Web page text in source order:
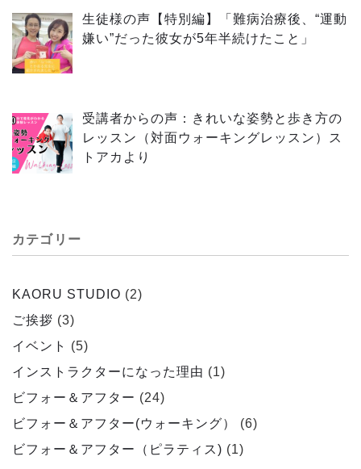
生徒様の声【特別編】「難病治療後、“運動
嫌い”だった彼女が5年半続けたこと」
受講者からの声：きれいな姿勢と歩き方の
レッスン（対面ウォーキングレッスン）ス
トアカより
カテゴリー
KAORU STUDIO (2)
ご挨拶 (3)
イベント
(5)
インストラクターになった理由 (1)
ビフォー＆アフター (24)
ビフォー＆アフター(ウォーキング）
(6)
ビフォー＆アフター（ピラティス) (1)